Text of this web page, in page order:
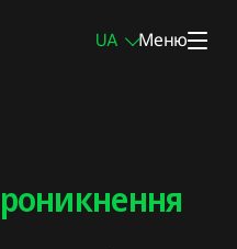
UA Меню